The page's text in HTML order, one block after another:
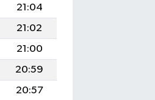
21:04
21:02
21:00
20:59
20:57